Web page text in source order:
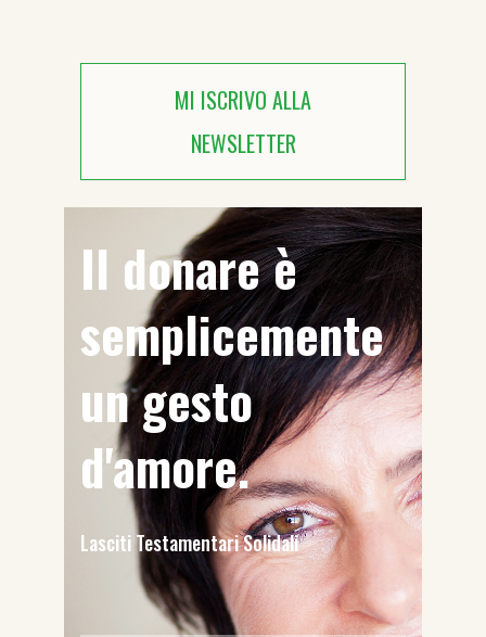
MI ISCRIVO ALLA
NEWSLETTER
Il donare è
semplicemente
un gesto
d'amore.
Lasciti Testamentari Solidali